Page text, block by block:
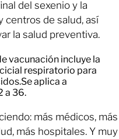
del sexenio y la
centros de salud, así
la salud preventiva.
vacunación incluye la
respiratorio para
aplica a
a 36.
más médicos, más
más hospitales. Y muy